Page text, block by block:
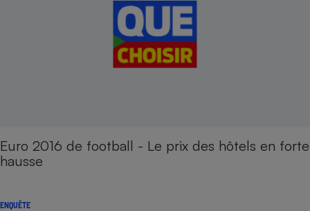
Euro 2016 de football - Le prix des hôtels en forte
hausse
ENQUÊTE